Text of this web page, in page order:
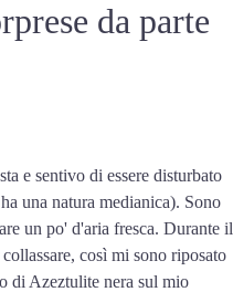
da parte
e sentivo di essere disturbato
una natura medianica). Sono
un po' d'aria fresca. Durante il
così mi sono riposato
di Azeztulite nera sul mio